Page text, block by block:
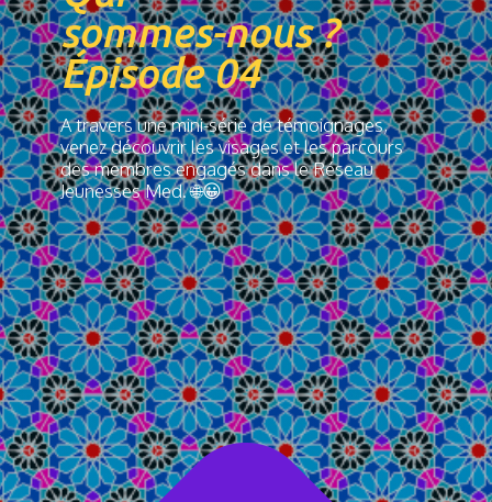
sommes-nous ?
Épisode 04
A travers une mini-série de témoignages,
venez découvrir les visages et les parcours
des membres engagés dans le Réseau
Jeunesses Med. 🌐😀